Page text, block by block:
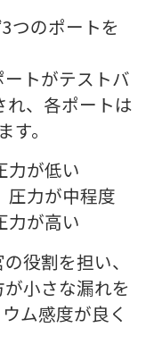
つのポートを
トがテストバ
れ、各ポートは
。
力が低い
圧力が中程度
力が高い
役割を担い、
小さな漏れを
ム感度が良く